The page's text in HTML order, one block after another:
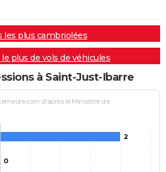
les plus cambriolées
le plus de vols de véhicules
à Saint-Just-Ibarre
d'après le Ministère de
2
0